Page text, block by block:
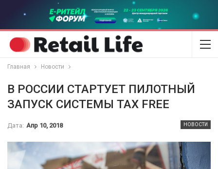
Главная Новости
В РОССИИ СТАРТУЕТ ПИЛОТНЫЙ
ЗАПУСК СИСТЕМЫ TAX FREE
НОВОСТИ
Дата: Апр 10, 2018